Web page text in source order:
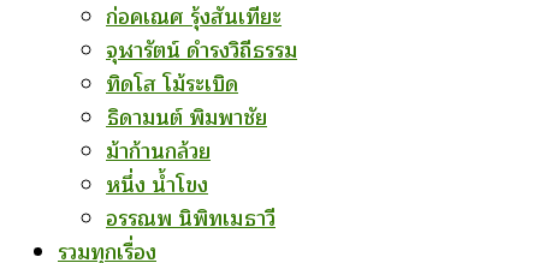
ก่อคเณศ รุ้งสันเทียะ
จุฬารัตน์ ดำรงวิถีธรรม
ทิดโส โม้ระเบิด
ธิดามนต์ พิมพาชัย
ม้าก้านกล้วย
หนึ่ง น้ำโขง
อรรณพ นิพิทเมธาวี
รวมทุกเรื่อง